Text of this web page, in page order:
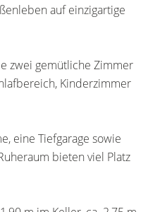
auf einzigartige
zwei gemütliche Zimmer
Kinderzimmer
eine Tiefgarage sowie
bieten viel Platz